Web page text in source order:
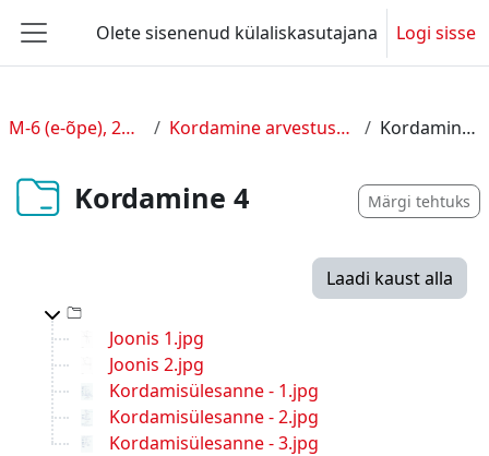
Küljepaneel
Olete sisenenud külaliskasutajana Logi sisse
M-6 (e-õpe), 2026 Kordamine arvestuseks Kordamine 4
Kordamine 4 Märgi tehtuks
Laadi kaust alla
Joonis 1.jpg
Joonis 2.jpg
Kordamisülesanne - 1.jpg
Kordamisülesanne - 2.jpg
Kordamisülesanne - 3.jpg